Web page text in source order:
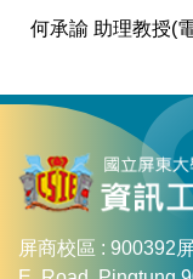
何承諭 助理教授(
屏商校區 : 900392